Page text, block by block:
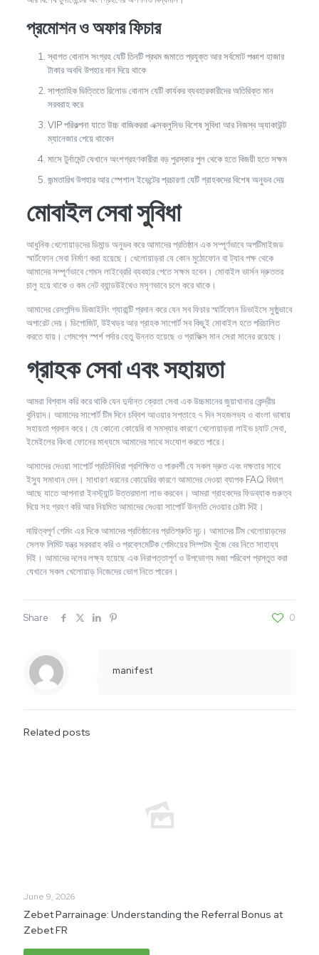
প্রমোশন ও অফার ফিচার
স্বাগত বোনাস সংগ্রহ যেটি তিনটি প্রথম জমাতে প্রযুক্ত আর সর্বমোট পঞ্চাশ হাজার
টাকার অবধি উপহার দান দিয়ে থাকে
সাপ্তাহিক ভিত্তিতে রিলোড বোনাস যেটি কার্যকর ব্যবহারকারীদের অতিরিক্ত মান
সরবরাহ করে
VIP পরিকল্পনা যাতে উচ্চ বাজিকররা এক্সক্লুসিভ বিশেষ সুবিধা আর নিজস্ব অ্যাকাউন্ট
ম্যানেজার পেয়ে থাকেন
মাসে টুর্নামেন্ট যেখানে অংশগ্রহণকারীরা বড় পুরস্কার পুল থেকে হতে বিজয়ী হতে সক্ষম
জন্মতারিখ উপহার আর স্পেশাল ইভেন্টের প্রচারণা যেটি গ্রাহকদের বিশেষ অনুভব দেয়
মোবাইল সেবা সুবিধা
আধুনিক খেলোয়াড়দের ডিমান্ড অনুভব করে আমাদের প্রতিষ্ঠান এক সম্পূর্ণভাবে অপটিমাইজড
স্মার্টফোন সেবা নির্মাণ করা হয়েছে। খেলোয়াড়রা যে কোন মুঠোফোন বা ট্যাব পক্ষ থেকে
আমাদের সম্পূর্ণভাবে গেমস লাইব্রেরি ব্যবহার পেতে সক্ষম হবেন। মোবাইল ভার্সন দ্রুততর
চালু হয়ে থাকে ও কম নেট ব্যান্ডউইথেও মসৃণভাবে চলে করে থাকে।
আমাদের রেসপন্সিভ ডিজাইনিং গ্যারান্টি প্রদান করে যেন সব ফিচার স্মার্টফোন ডিভাইসে সুষ্ঠুভাবে
অপারেট দেয়। ডিপোজিট, উইথড্র আর গ্রাহক সাপোর্ট সব কিছুই মোবাইল হতে পরিচালিত
করতে যায়। গেমপ্লে স্পর্শ পর্দার হেতু উন্নত হয়েছে ও গ্রাফিক্স মান সেরা মানের রয়েছে।
গ্রাহক সেবা এবং সহায়তা
আমরা বিশ্বাস করি করে থাকি যেন দুর্দান্ত ক্রেতা সেবা এক উচ্চমানের জুয়াখানার কেন্দ্রীয়
বুনিয়াদ। আমাদের সাপোর্ট টিম দিনে চব্বিশ আওয়ার সপ্তাহে ৭ দিন সহজলভ্য ও বাংলা ভাষায়
সহায়তা প্রদান করে। যে কোনো কোয়েরি বা সমস্যার কারণে খেলোয়াড়রা লাইভ চ্যাট সেবা,
ইমেইলের কিংবা ফোনের মাধ্যমে আমাদের সাথে সংযোগ করতে পারে।
আমাদের দেওয়া সাপোর্ট প্রতিনিধিরা প্রশিক্ষিত ও পারদর্শী যে সকল দ্রুত এবং দক্ষতার সাথে
ইস্যু সমাধান দেন। সাধারণ ধরনের কোয়েরির কারণে আমাদের দেওয়া ব্যাপক FAQ বিভাগ
আছে যাতে আপনারা ইনস্ট্যান্ট উত্তরমালা লাভ করবেন। আমরা গ্রাহকদের ফিডব্যাক গুরুত্ব
দিয়ে সহ গ্রহণ করি আর নিয়মিত আমাদের দেওয়া সাপোর্ট উন্নতি দেওয়ার চেষ্টা দিই।
দায়িত্বপূর্ণ গেমিং এর দিকে আমাদের প্রতিষ্ঠানের প্রতিশ্রুতি দৃঢ়। আমাদের টিম খেলোয়াড়দের
সেলফ লিমিট যন্ত্র সরবরাহ করি ও প্রব্লেমেটিক গেমিংয়ের সিম্পটম খুঁজে বের নিতে সাহায্য
দিই। আমাদের দলের লক্ষ্য হয়েছে এক নিরাপত্তাপূর্ণ ও উপভোগ্য মজা পরিবেশ প্রস্তুত করা
যেখানে সকল খেলোয়াড় নিজেদের ভোগ নিতে পারেন।
Share 0
manifest
Related posts
June 9, 2026
Zebet Parrainage: Understanding the Referral Bonus at
Zebet FR